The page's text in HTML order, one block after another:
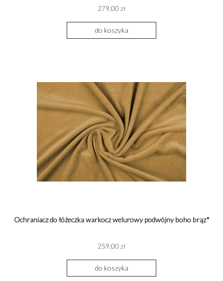
279,00 zł
do koszyka
Ochraniacz do łóżeczka warkocz welurowy podwójny boho brąz*
259,00 zł
do koszyka